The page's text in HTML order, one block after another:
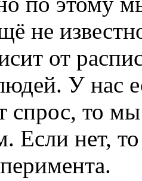
не
от
У нас
спрос, то
Если нет,